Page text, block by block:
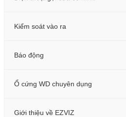
Kiểm soát vào ra
Báo động
Ổ cứng WD chuyên dụng
Giới thiệu về EZVIZ